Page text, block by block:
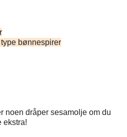
bønnespirer
noen dråper sesamolje om du
ekstra!